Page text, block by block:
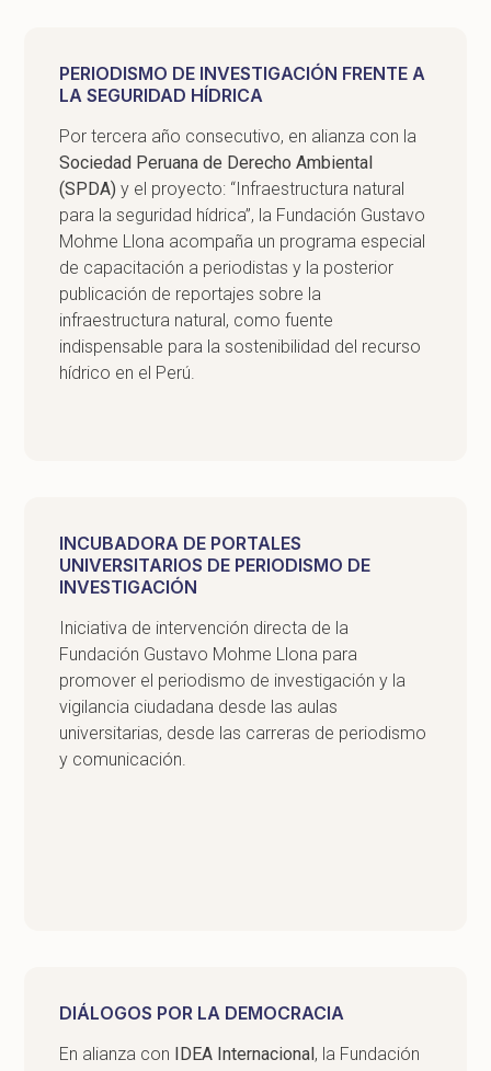
PERIODISMO DE INVESTIGACIÓN FRENTE A
LA SEGURIDAD HÍDRICA
Por tercera año consecutivo, en alianza con la
Sociedad Peruana de Derecho Ambiental
(SPDA) y el proyecto: “Infraestructura natural
para la seguridad hídrica”, la Fundación Gustavo
Mohme Llona acompaña un programa especial
de capacitación a periodistas y la posterior
publicación de reportajes sobre la
infraestructura natural, como fuente
indispensable para la sostenibilidad del recurso
hídrico en el Perú.
INCUBADORA DE PORTALES
UNIVERSITARIOS DE PERIODISMO DE
INVESTIGACIÓN
Iniciativa de intervención directa de la
Fundación Gustavo Mohme Llona para
promover el periodismo de investigación y la
vigilancia ciudadana desde las aulas
universitarias, desde las carreras de periodismo
y comunicación.
DIÁLOGOS POR LA DEMOCRACIA
En alianza con IDEA Internacional , la Fundación